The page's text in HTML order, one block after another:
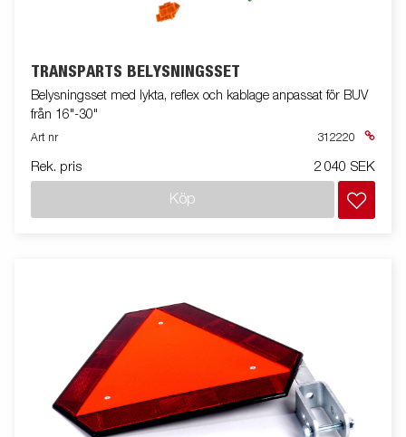
TRANSPARTS BELYSNINGSSET
Belysningsset med lykta, reflex och kablage anpassat för BUV
från 16"-30"
Art nr 312220
Rek. pris 2 040 SEK
Köp